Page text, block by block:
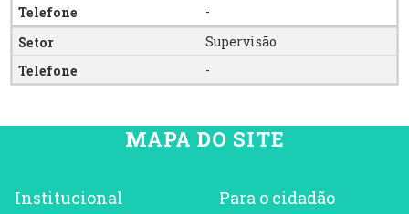
-
Supervisão
-
MAPA DO SITE
Institucional Para o cidadão